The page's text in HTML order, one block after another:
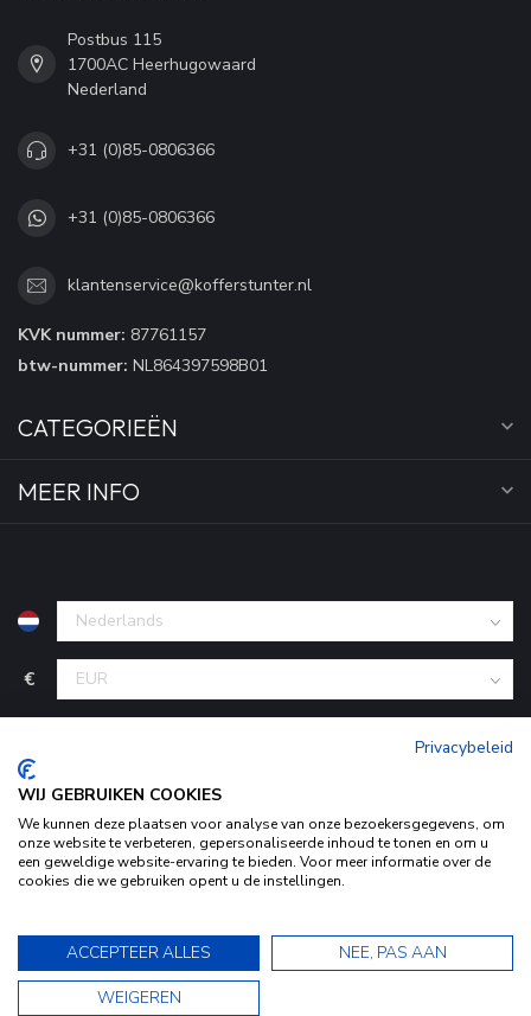
Postbus 115
1700AC Heerhugowaard
Nederland
+31 (0)85-0806366
+31 (0)85-0806366
klantenservice@kofferstunter.nl
KVK nummer: 87761157
btw-nummer: NL864397598B01
CATEGORIEËN
MEER INFO
€
gebruik van cookies om onze website te verbeteren.
Dit bericht verbergen
Bekijk ons Privacy Statement voor meer informatie »
9.5
Privacybeleid
WIJ GEBRUIKEN COOKIES
We kunnen deze plaatsen voor analyse van onze bezoekersgegevens, om
onze website te verbeteren, gepersonaliseerde inhoud te tonen en om u
een geweldige website-ervaring te bieden. Voor meer informatie over de
cookies die we gebruiken opent u de instellingen.
ACCEPTEER ALLES
NEE, PAS AAN
WEIGEREN